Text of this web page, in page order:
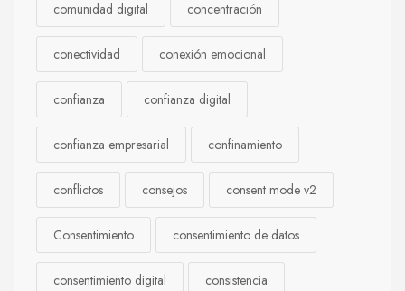
comunidad digital concentración
conectividad conexión emocional
confianza confianza digital
confianza empresarial confinamiento
conflictos consejos consent mode v2
Consentimiento consentimiento de datos
consentimiento digital consistencia